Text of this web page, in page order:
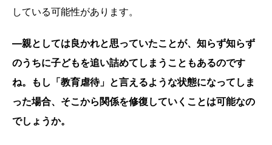
している可能性があります。
―親としては良かれと思っていたことが、知らず知らず
のうちに子どもを追い詰めてしまうこともあるのです
ね。もし「教育虐待」と言えるような状態になってしま
った場合、そこから関係を修復していくことは可能なの
でしょうか。